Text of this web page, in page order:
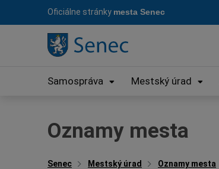
Oficiálne stránky mesta Senec
Samospráva Mestský úrad
Oznamy mesta
Senec Mestský úrad Oznamy mesta